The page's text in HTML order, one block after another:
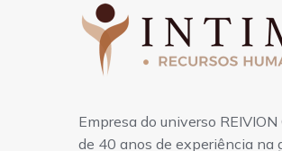
Empresa do universo
de 40 anos de experiência na